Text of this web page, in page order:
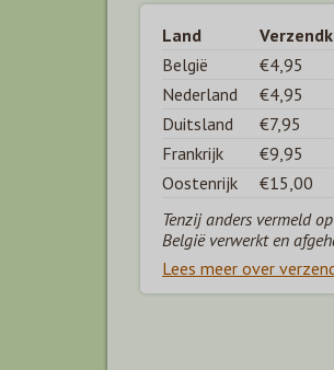
Land
België
€4,95
Nederland
€4,95
Duitsland
€7,95
Frankrijk
€9,95
Oostenrijk
€15,00
Tenzij anders vermeld
België verwerkt en
Lees meer over